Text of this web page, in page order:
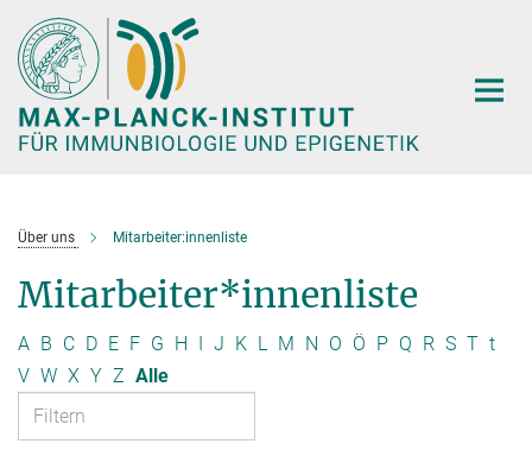
Hauptinhalt
Über uns Mitarbeiter:innenliste
Mitarbeiter*innenliste
A B C D E F G H I J K L M N O Ö P Q R S T t
V W X Y Z Alle